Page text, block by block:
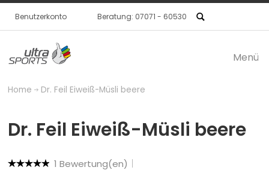
Benutzerkonto Beratung: 07071 - 60530
Menü
Produkte / SHOP
Home Dr. Feil Eiweiß-Müsli beere
Dr. Feil Eiweiß-Müsli beere
1 Bewertung(en)